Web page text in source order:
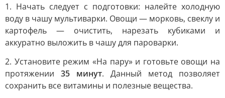
1. Начать следует с подготовки: налейте холодную
воду в чашу мультиварки. Овощи — морковь, свеклу и
картофель — очистить, нарезать кубиками и
аккуратно выложить в чашу для пароварки.
2. Установите режим «На пару» и готовьте овощи на
протяжении 35 минут. Данный метод позволяет
сохранить все витамины и полезные вещества.